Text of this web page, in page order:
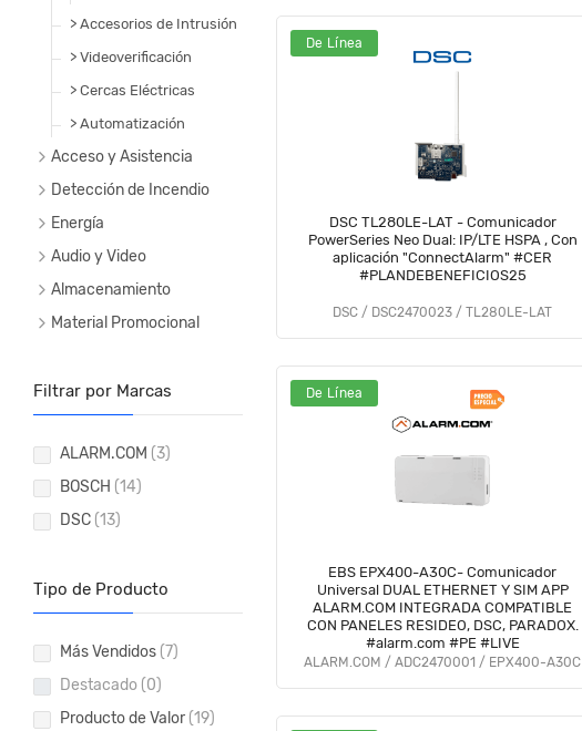
De Línea
DSC TL280LE-LAT - Comunicador
PowerSeries Neo Dual: IP/LTE HSPA , Con
aplicación "ConnectAlarm" #CER
#PLANDEBENEFICIOS25
DSC / DSC2470023 / TL280LE-LAT
De Línea
EBS EPX400-A30C- Comunicador
Universal DUAL ETHERNET Y SIM APP
ALARM.COM INTEGRADA COMPATIBLE
CON PANELES RESIDEO, DSC, PARADOX.
#alarm.com #PE #LIVE
ALARM.COM / ADC2470001 / EPX400-A30C
> Accesorios de Intrusión
> Videoverificación
> Cercas Eléctricas
> Automatización
Acceso y Asistencia
Detección de Incendio
Energía
Audio y Video
Almacenamiento
Material Promocional
Filtrar por Marcas
ALARM.COM (3)
BOSCH (14)
DSC (13)
Tipo de Producto
Más Vendidos (7)
Destacado (0)
Producto de Valor (19)